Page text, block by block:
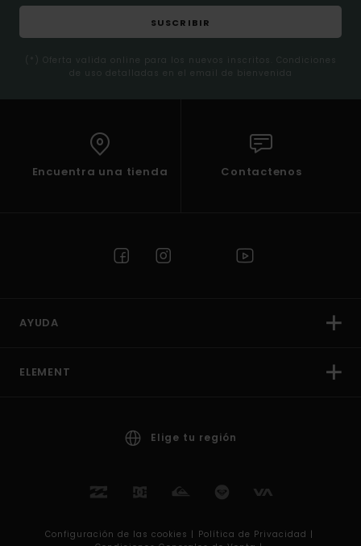
SUSCRIBIR
(*) Oferta valida online para los nuevos inscritos. Condiciones
de uso detalladas en el email de bienvenida
Encuentra una tienda Contactenos
AYUDA
ELEMENT
Elige tu región
Configuración de las cookies | Política de Privacidad |